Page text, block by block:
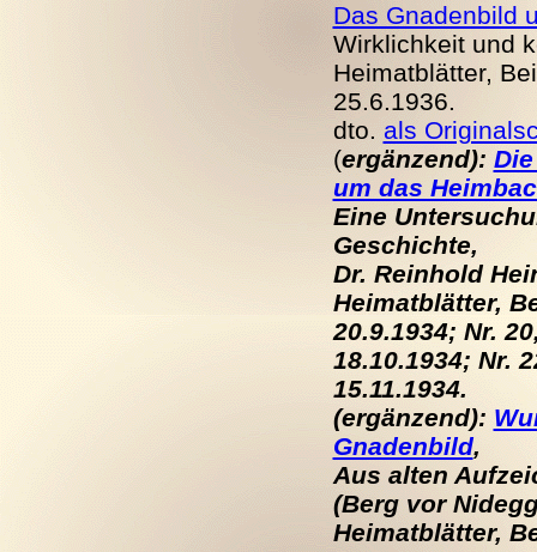
Das Gnadenbild
Wirklichkeit und
Heimatblätter,
25.6.1936.
dto. als
(ergänzend):
um das
Eine
Geschichte,
Dr. Reinhold
Heimatblätter,
20.9.1934; Nr.
18.10.1934; Nr.
15.11.1934.
(ergänzend):
Gnadenbild,
Aus alten
(Berg vor
Heimatblätter,